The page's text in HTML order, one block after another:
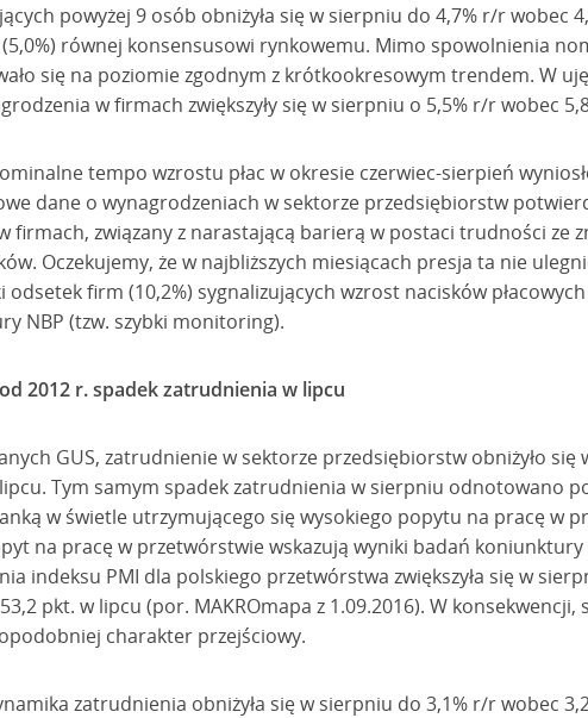
powyżej 9 osób obniżyła się w sierpniu do 4,7% r/r wobec
równej konsensusowi rynkowemu. Mimo spowolnienia
się na poziomie zgodnym z krótkookresowym trendem. W
w firmach zwiększyły się w sierpniu o 5,5% r/r wobec
tempo wzrostu płac w okresie czerwiec-sierpień
dane o wynagrodzeniach w sektorze przedsiębiorstw
firmach, związany z narastającą barierą w postaci trudności ze
Oczekujemy, że w najbliższych miesiącach presja ta nie
odsetek firm (10,2%) sygnalizujących wzrost nacisków
NBP (tzw. szybki monitoring).
2012 r. spadek zatrudnienia w lipcu
GUS, zatrudnienie w sektorze przedsiębiorstw obniżyło
Tym samym spadek zatrudnienia w sierpniu odnotowano
w świetle utrzymującego się wysokiego popytu na pracę w
na pracę w przetwórstwie wskazują wyniki badań koniunktury
indeksu PMI dla polskiego przetwórstwa zwiększyła się w
pkt. w lipcu (por. MAKROmapa z 1.09.2016). W
charakter przejściowy.
zatrudnienia obniżyła się w sierpniu do 3,1% r/r wobec